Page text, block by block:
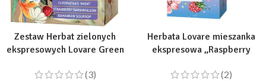
Zestaw Herbat zielonych
ekspresowych Lovare Green
(3)
Herbata Lovare mieszanka
ekspresowa „Raspberry
(2)